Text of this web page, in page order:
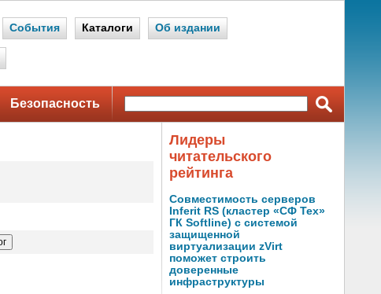
События Каталоги Об издании
Безопасность
Лидеры
читательского
рейтинга
Совместимость серверов
Inferit RS (кластер «СФ Тех»
ГК Softline) с системой
защищенной
виртуализации zVirt
поможет строить
доверенные
инфраструктуры